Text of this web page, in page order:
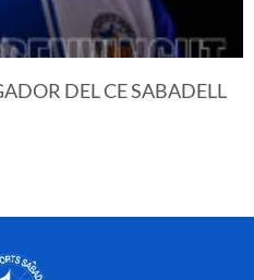
DEL CE SABADELL